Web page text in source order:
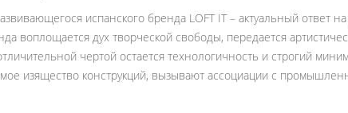
испанского бренда LOFT IT – актуальный ответ
воплощается дух творческой свободы, передается
чертой остается технологичность и строгий
изящество конструкций, вызывают ассоциации с